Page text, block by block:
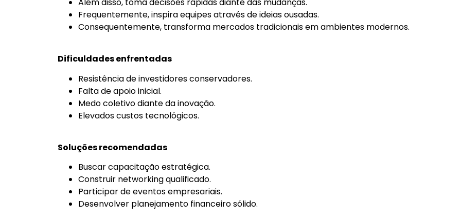
Frequentemente, inspira equipes através de ideias ousadas.
Consequentemente, transforma mercados tradicionais em ambientes modernos.
Dificuldades enfrentadas
Resistência de investidores conservadores.
Falta de apoio inicial.
Medo coletivo diante da inovação.
Elevados custos tecnológicos.
Soluções recomendadas
Buscar capacitação estratégica.
Construir networking qualificado.
Participar de eventos empresariais.
Desenvolver planejamento financeiro sólido.